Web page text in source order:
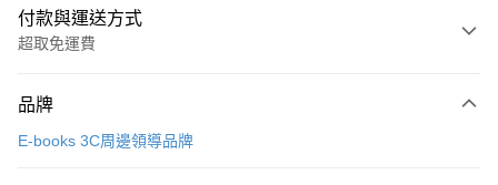
付款與運送方式
超取免運費
信用卡一次付款
品牌
E-books 3C周邊領導品牌